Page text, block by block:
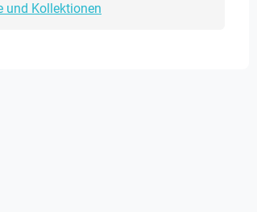
und Kollektionen